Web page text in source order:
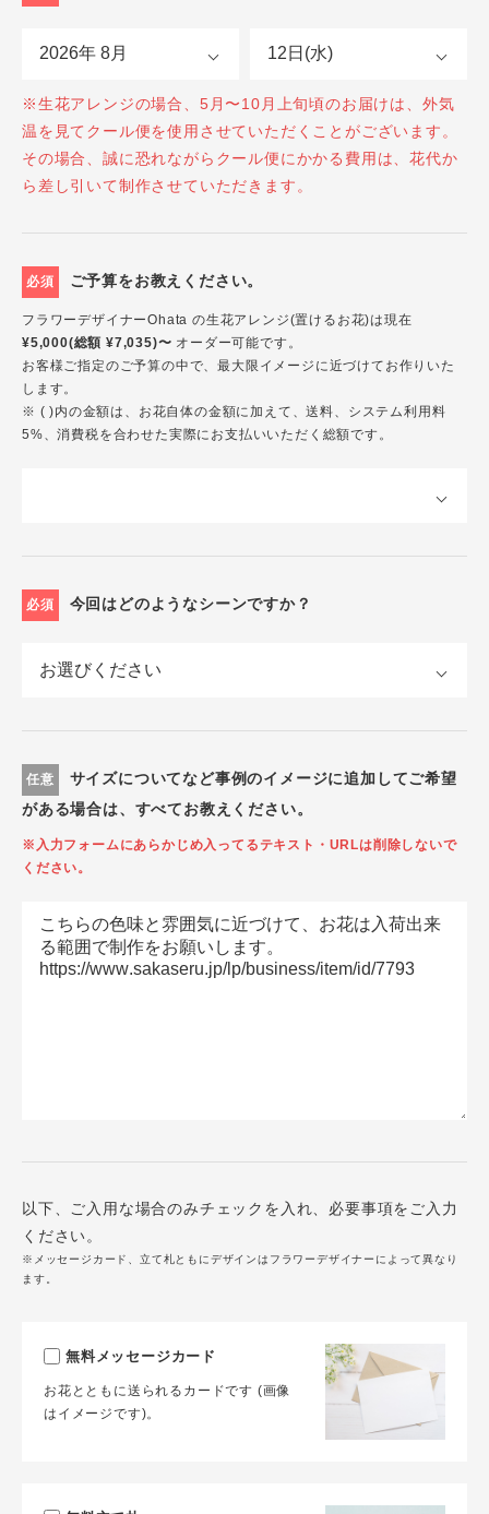
※生花アレンジの場合、5月〜10月上旬頃のお届けは、外気
温を見てクール便を使用させていただくことがございます。
その場合、誠に恐れながらクール便にかかる費用は、花代か
ら差し引いて制作させていただきます。
必須 ご予算をお教えください。
フラワーデザイナーOhata の生花アレンジ(置けるお花)は現在
¥5,000(総額 ¥7,035)〜 オーダー可能です。
お客様ご指定のご予算の中で、最大限イメージに近づけてお作りいた
します。
※ ( )内の金額は、お花自体の金額に加えて、送料、システム利用料
5%、消費税を合わせた実際にお支払いいただく総額です。
必須 今回はどのようなシーンですか？
任意
サイズについてなど事例のイメージに追加してご希望
がある場合は、すべてお教えください。
※入力フォームにあらかじめ入ってるテキスト・URLは削除しないで
ください。
以下、ご入用な場合のみチェックを入れ、必要事項をご入力
ください。
※メッセージカード、立て札ともにデザインはフラワーデザイナーによって異なり
ます。
無料メッセージカード
お花とともに送られるカードです (画像
はイメージです)。